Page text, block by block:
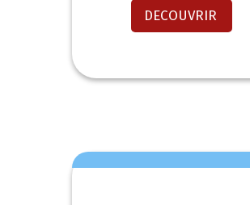
DECOUVRIR